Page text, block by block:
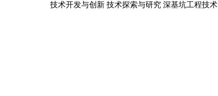
技术开发与创新 技术探索与研究 深基坑工程技